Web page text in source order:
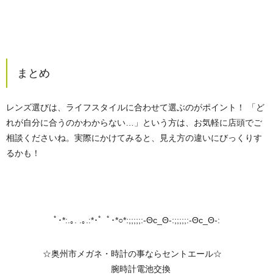
まとめ
レンズ選びは、ライフスタイルに合わせて選ぶのがポイント！ 「ど
れが自分に合うのかわからない…」という方は、お気軽に店頭でご
相談くださいね。実際にかけてみると、見え方の違いにびっくりす
るかも！
ﾟ･*:.｡. .｡.:*･゜ﾟ･*○*:;;;;;:-Θc_Θ-:;;;;;:-Θc_Θ-:
☆奥州市メガネ・時計の事ならセントエール☆
腕時計電池交換